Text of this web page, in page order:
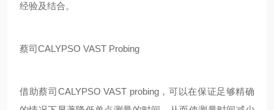
经验及结合。
蔡司CALYPSO VAST Probing
借助蔡司CALYPSO VAST probing，可以在保证足够精确